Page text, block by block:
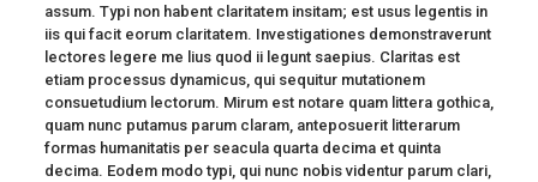
assum. Typi non habent claritatem insitam; est usus legentis in
iis qui facit eorum claritatem. Investigationes demonstraverunt
lectores legere me lius quod ii legunt saepius. Claritas est
etiam processus dynamicus, qui sequitur mutationem
consuetudium lectorum. Mirum est notare quam littera gothica,
quam nunc putamus parum claram, anteposuerit litterarum
formas humanitatis per seacula quarta decima et quinta
decima. Eodem modo typi, qui nunc nobis videntur parum clari,